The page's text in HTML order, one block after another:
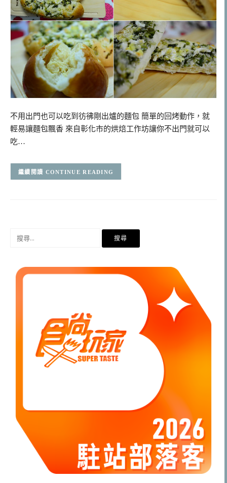
不用出門也可以吃到彷彿剛出爐的麵包 簡單的回烤動作，就
輕易讓麵包飄香 來自彰化市的烘焙工作坊讓你不出門就可以
吃…
CONTINUE READING
字: